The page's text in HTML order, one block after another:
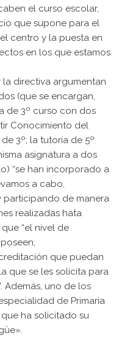
el curso escolar,
que supone para el
centro y la puesta en
en los que estamos
directiva argumentan
(que se encargan,
de 3º curso con dos
Conocimiento del
3º; la tutoría de 5º
asignatura a dos
“se han incorporado a
a cabo,
participando de manera
realizadas hata
“el nivel de
que puedan
que se les solicita para
Además, uno de los
de Primaria
ha solicitado su